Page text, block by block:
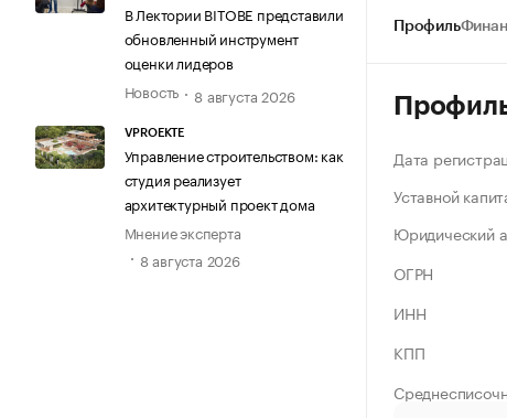
В Лектории BITOBE представили
обновленный инструмент
оценки лидеров
Новость
8 августа 2026
VPROEKTE
Управление строительством: как
студия реализует
архитектурный проект дома
Мнение эксперта
8 августа 2026
Профиль
Дата
Уставной
Юридический
ОГРН
ИНН
КПП